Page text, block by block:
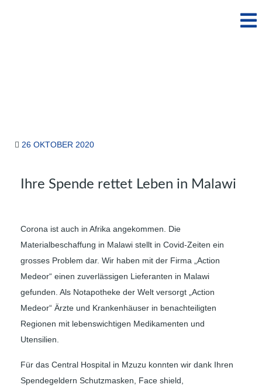
26 OKTOBER 2020
Ihre Spende rettet Leben in Malawi
Corona ist auch in Afrika angekommen. Die
Materialbeschaffung in Malawi stellt in Covid-Zeiten ein
grosses Problem dar. Wir haben mit der Firma „Action
Medeor“ einen zuverlässigen Lieferanten in Malawi
gefunden. Als Notapotheke der Welt versorgt „Action
Medeor“ Ärzte und Krankenhäuser in benachteiligten
Regionen mit lebenswichtigen Medikamenten und
Utensilien.
Für das Central Hospital in Mzuzu konnten wir dank Ihren
Spendegeldern Schutzmasken, Face shield,